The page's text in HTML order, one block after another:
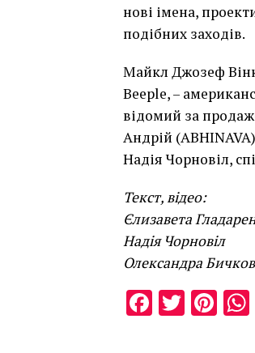
нові імена,
подібних заходів.
Майкл Джозеф
Beeple, –
відомий за
Андрій
Надія Чорновіл,
Текст, відео:
Єлизавета
Надія Чорновіл
Олександра